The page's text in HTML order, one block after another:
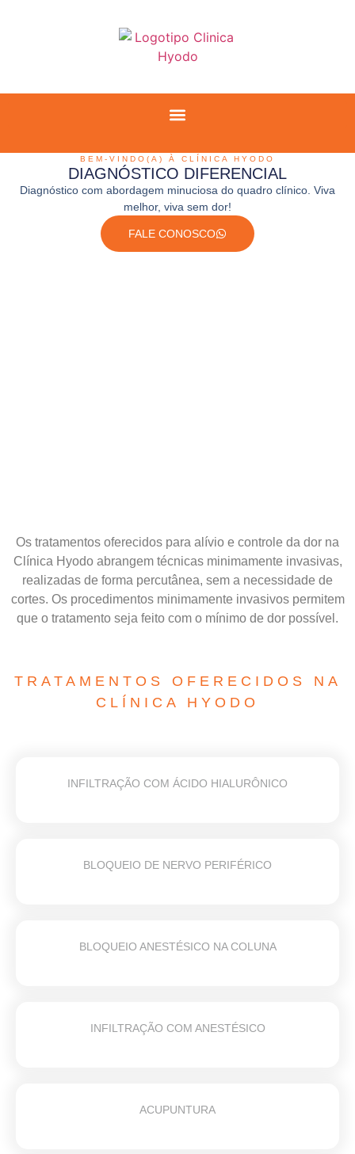
BEM-VINDO(A) À CLÍNICA HYODO
DIAGNÓSTICO DIFERENCIAL
Diagnóstico com abordagem minuciosa do quadro clínico. Viva
melhor, viva sem dor!
FALE CONOSCO
Os tratamentos oferecidos para alívio e controle da dor na
Clínica Hyodo abrangem técnicas minimamente invasivas,
realizadas de forma percutânea, sem a necessidade de
cortes. Os procedimentos minimamente invasivos permitem
que o tratamento seja feito com o mínimo de dor possível.
TRATAMENTOS OFERECIDOS NA
CLÍNICA HYODO
INFILTRAÇÃO COM ÁCIDO HIALURÔNICO
BLOQUEIO DE NERVO PERIFÉRICO
BLOQUEIO ANESTÉSICO NA COLUNA
INFILTRAÇÃO COM ANESTÉSICO
ACUPUNTURA